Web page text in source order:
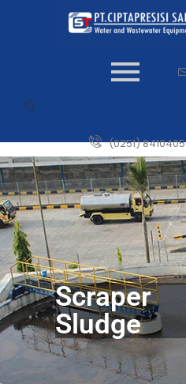
(0251) 8410405
Scraper
Sludge